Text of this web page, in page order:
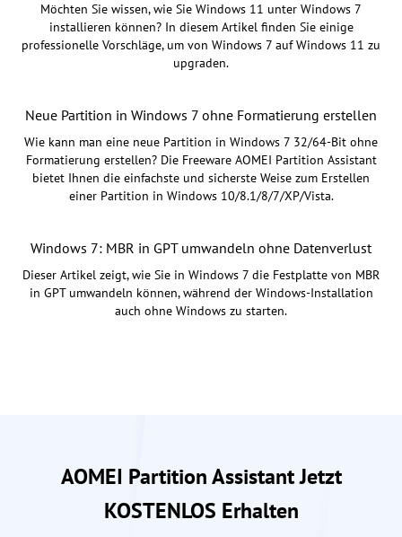
Möchten Sie wissen, wie Sie Windows 11 unter Windows 7
installieren können? In diesem Artikel finden Sie einige
professionelle Vorschläge, um von Windows 7 auf Windows 11 zu
upgraden.
Neue Partition in Windows 7 ohne Formatierung erstellen
Wie kann man eine neue Partition in Windows 7 32/64-Bit ohne
Formatierung erstellen? Die Freeware AOMEI Partition Assistant
bietet Ihnen die einfachste und sicherste Weise zum Erstellen
einer Partition in Windows 10/8.1/8/7/XP/Vista.
Windows 7: MBR in GPT umwandeln ohne Datenverlust
Dieser Artikel zeigt, wie Sie in Windows 7 die Festplatte von MBR
in GPT umwandeln können, während der Windows-Installation
auch ohne Windows zu starten.
AOMEI Partition Assistant Jetzt
KOSTENLOS Erhalten